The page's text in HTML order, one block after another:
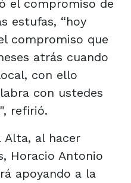
el compromiso de
estufas, “hoy
compromiso que
atrás cuando
con ello
con ustedes
refirió.
Alta, al hacer
Horacio Antonio
apoyando a la